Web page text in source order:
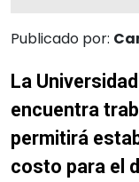
Publicado por:
La
encuentra
permitirá
costo para el